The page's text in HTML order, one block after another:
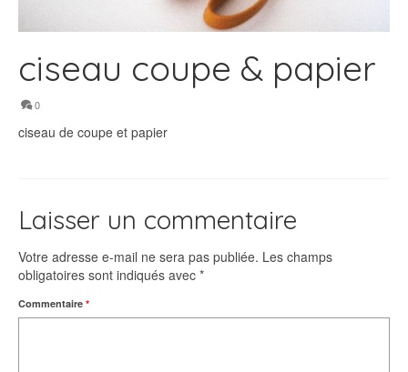
ciseau coupe & papier
0
ciseau de coupe et papier
Laisser un commentaire
Votre adresse e-mail ne sera pas publiée. Les champs
obligatoires sont indiqués avec *
Commentaire *